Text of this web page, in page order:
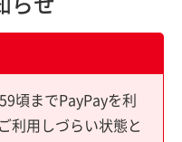
頃までPayPayを利
利用しづらい状態と